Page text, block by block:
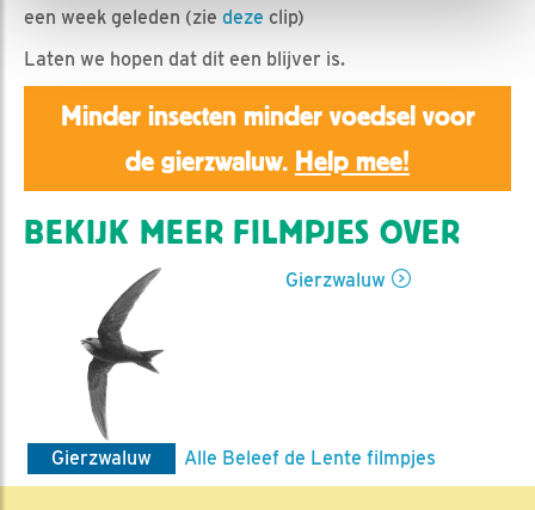
een week geleden (zie deze clip)
Laten we hopen dat dit een blijver is.
Minder insecten minder voedsel voor
de gierzwaluw. Help mee!
BEKIJK MEER FILMPJES OVER
Gierzwaluw
Gierzwaluw Alle Beleef de Lente filmpjes